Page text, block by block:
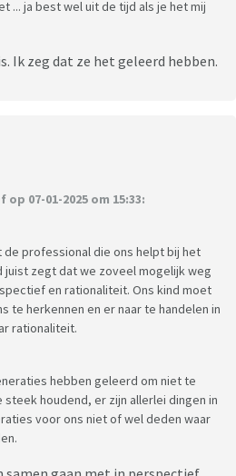
... ja best wel uit de tijd als je het mij
Ik zeg dat ze het geleerd hebben.
07-01-2025 om 15:33:
de professional die ons helpt bij het
juist zegt dat we zoveel mogelijk weg
en rationaliteit. Ons kind moet
te herkennen en er naar te handelen in
rationaliteit.
hebben geleerd om niet te
steek houdend, er zijn allerlei dingen in
voor ons niet of wel deden waar